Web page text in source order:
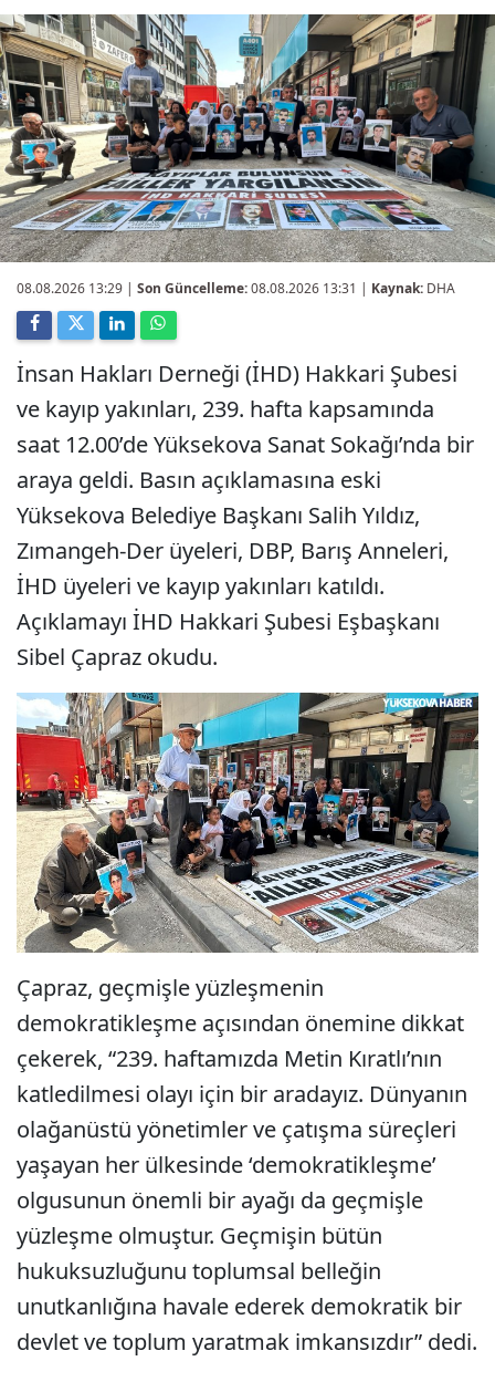
08.08.2026 13:29 | Son Güncelleme:08.08.2026 13:31 | Kaynak: DHA
İnsan Hakları Derneği (İHD) Hakkari Şubesi
ve kayıp yakınları, 239. hafta kapsamında
saat 12.00’de Yüksekova Sanat Sokağı’nda bir
araya geldi. Basın açıklamasına eski
Yüksekova Belediye Başkanı Salih Yıldız,
Zımangeh-Der üyeleri, DBP, Barış Anneleri,
İHD üyeleri ve kayıp yakınları katıldı.
Açıklamayı İHD Hakkari Şubesi Eşbaşkanı
Sibel Çapraz okudu.
Çapraz, geçmişle yüzleşmenin
demokratikleşme açısından önemine dikkat
çekerek, “239. haftamızda Metin Kıratlı’nın
katledilmesi olayı için bir aradayız. Dünyanın
olağanüstü yönetimler ve çatışma süreçleri
yaşayan her ülkesinde ‘demokratikleşme’
olgusunun önemli bir ayağı da geçmişle
yüzleşme olmuştur. Geçmişin bütün
hukuksuzluğunu toplumsal belleğin
unutkanlığına havale ederek demokratik bir
devlet ve toplum yaratmak imkansızdır” dedi.